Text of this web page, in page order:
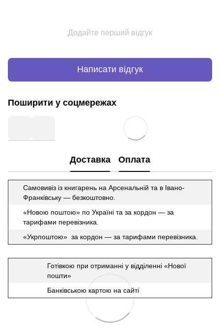
Додайте перший відгук
Написати відгук
Поширити у соцмережах
Доставка Оплата
Самовивіз із книгарень на Арсенальній та в Івано-
Франківську — безкоштовно.
«Новою поштою» по Україні та за кордон — за
тарифами перевізника.
«Укрпоштою» за кордон — за тарифами перевізника.
Готівкою при отриманні у відділенні «Нової
пошти»
Банківською картою на сайті